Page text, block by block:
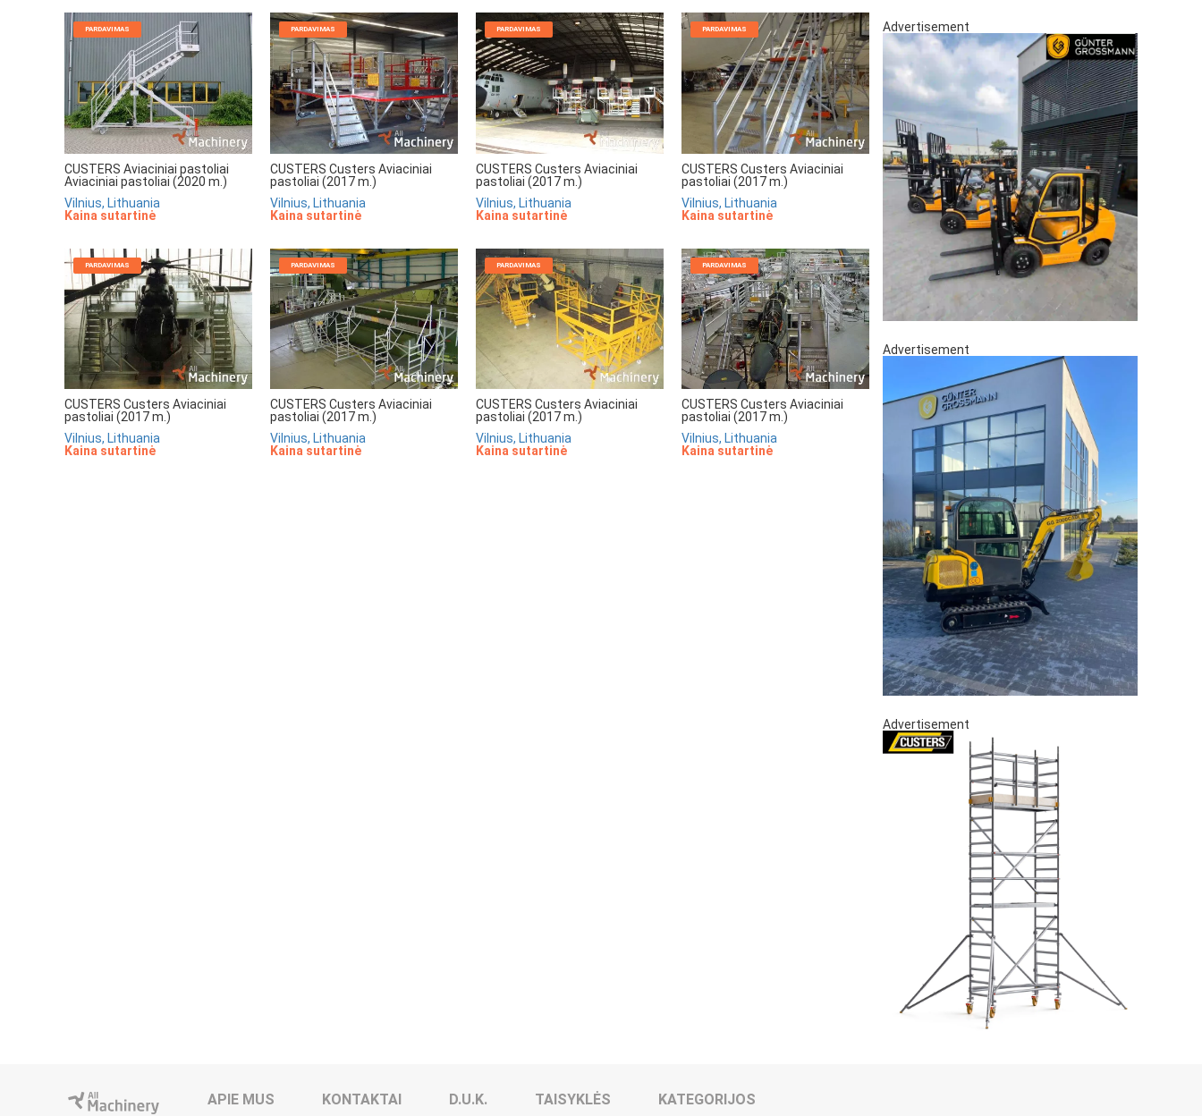
PARDAVIMAS
CUSTERS Aviaciniai pastoliai
Aviaciniai pastoliai (2020 m.)
Vilnius, Lithuania
Kaina sutartinė
PARDAVIMAS
CUSTERS Custers Aviaciniai
pastoliai (2017 m.)
Vilnius, Lithuania
Kaina sutartinė
PARDAVIMAS
CUSTERS Custers Aviaciniai
pastoliai (2017 m.)
Vilnius, Lithuania
Kaina sutartinė
PARDAVIMAS
CUSTERS Custers Aviaciniai
pastoliai (2017 m.)
Vilnius, Lithuania
Kaina sutartinė
PARDAVIMAS
CUSTERS Custers Aviaciniai
pastoliai (2017 m.)
Vilnius, Lithuania
Kaina sutartinė
PARDAVIMAS
CUSTERS Custers Aviaciniai
pastoliai (2017 m.)
Vilnius, Lithuania
Kaina sutartinė
PARDAVIMAS
CUSTERS Custers Aviaciniai
pastoliai (2017 m.)
Vilnius, Lithuania
Kaina sutartinė
PARDAVIMAS
CUSTERS Custers Aviaciniai
pastoliai (2017 m.)
Vilnius, Lithuania
Kaina sutartinė
Advertisement
Advertisement
Advertisement
APIE MUS KONTAKTAI D.U.K. TAISYKLĖS KATEGORIJOS